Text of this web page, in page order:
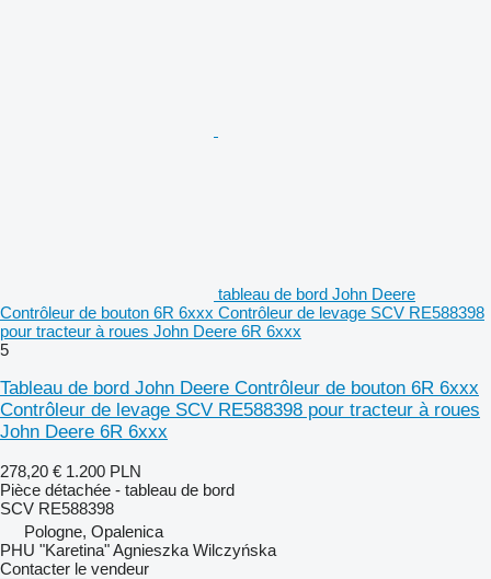
tableau de bord John Deere
Contrôleur de bouton 6R 6xxx Contrôleur de levage SCV RE588398
pour tracteur à roues John Deere 6R 6xxx
5
Tableau de bord John Deere Contrôleur de bouton 6R 6xxx
Contrôleur de levage SCV RE588398 pour tracteur à roues
John Deere 6R 6xxx
278,20 € 1.200 PLN
Pièce détachée - tableau de bord
SCV RE588398
Pologne, Opalenica
PHU "Karetina" Agnieszka Wilczyńska
Contacter le vendeur